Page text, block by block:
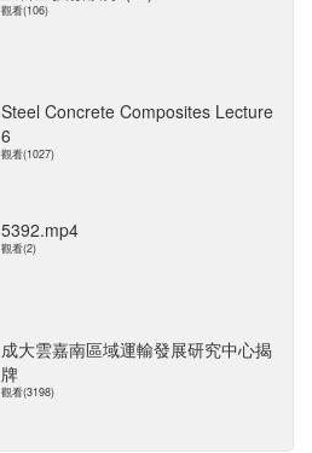
觀看(106)
Steel Concrete Composites Lecture
6
觀看(1027)
5392.mp4
觀看(2)
成大雲嘉南區域運輸發展研究中心揭
牌
觀看(3198)